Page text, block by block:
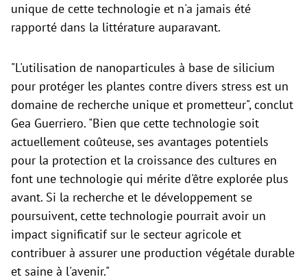
unique de cette technologie et n'a jamais été
rapporté dans la littérature auparavant.
"L'utilisation de nanoparticules à base de silicium
pour protéger les plantes contre divers stress est un
domaine de recherche unique et prometteur", conclut
Gea Guerriero. "Bien que cette technologie soit
actuellement coûteuse, ses avantages potentiels
pour la protection et la croissance des cultures en
font une technologie qui mérite d'être explorée plus
avant. Si la recherche et le développement se
poursuivent, cette technologie pourrait avoir un
impact significatif sur le secteur agricole et
contribuer à assurer une production végétale durable
et saine à l'avenir."